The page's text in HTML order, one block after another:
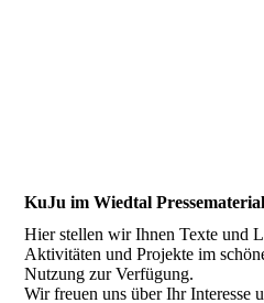
KuJu im Wiedtal
Hier stellen wir Ihnen Texte und
Aktivitäten und Projekte im
Nutzung zur Verfügung.
Wir freuen uns über Ihr Interesse